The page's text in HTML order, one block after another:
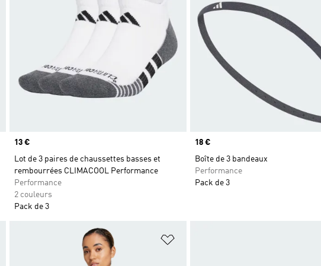
Prix
13 €
Lot de 3 paires de chaussettes basses et
rembourrées CLIMACOOL Performance
Performance
2 couleurs
Pack de 3
Prix
18 €
Boîte de 3 bandeaux
Performance
Pack de 3
Ajouter à la Liste de produits favoris